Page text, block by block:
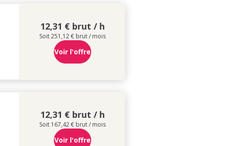
12,31 € brut / h
Soit 251,12 € brut / mois
Voir l'offre
12,31 € brut / h
Soit 167,42 € brut / mois
Voir l'offre